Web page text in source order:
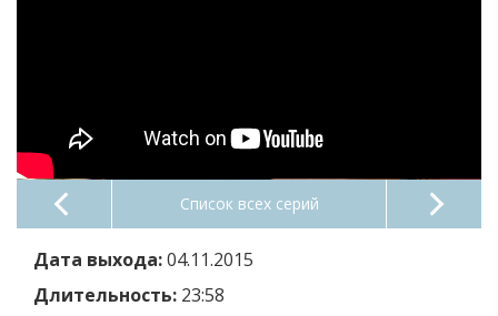
Список всех серий
Дата выхода:04.11.2015
Длительность: 23:58